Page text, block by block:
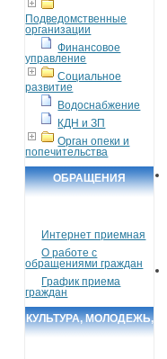
Подведомственные
организации
Финансовое
управление
Социальное
развитие
Водоснабжение
КДН и ЗП
Орган опеки и
попечительства
ОБРАЩЕНИЯ
Интернет приемная
О работе с
обращениями граждан
График приема
граждан
КУЛЬТУРА, МОЛОДЕЖЬ,